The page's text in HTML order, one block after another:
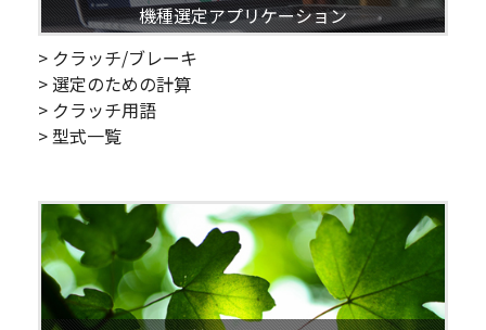
機種選定アプリケーション
> クラッチ/ブレーキ
> 選定のための計算
> クラッチ用語
> 型式一覧